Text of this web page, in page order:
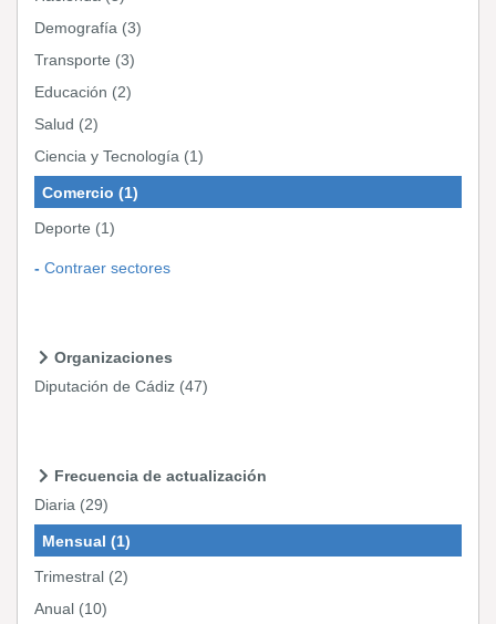
Demografía (3)
Transporte (3)
Educación (2)
Salud (2)
Ciencia y Tecnología (1)
Comercio (1)
Deporte (1)
Contraer sectores
Organizaciones
Diputación de Cádiz (47)
Frecuencia de actualización
Diaria (29)
Mensual (1)
Trimestral (2)
Anual (10)